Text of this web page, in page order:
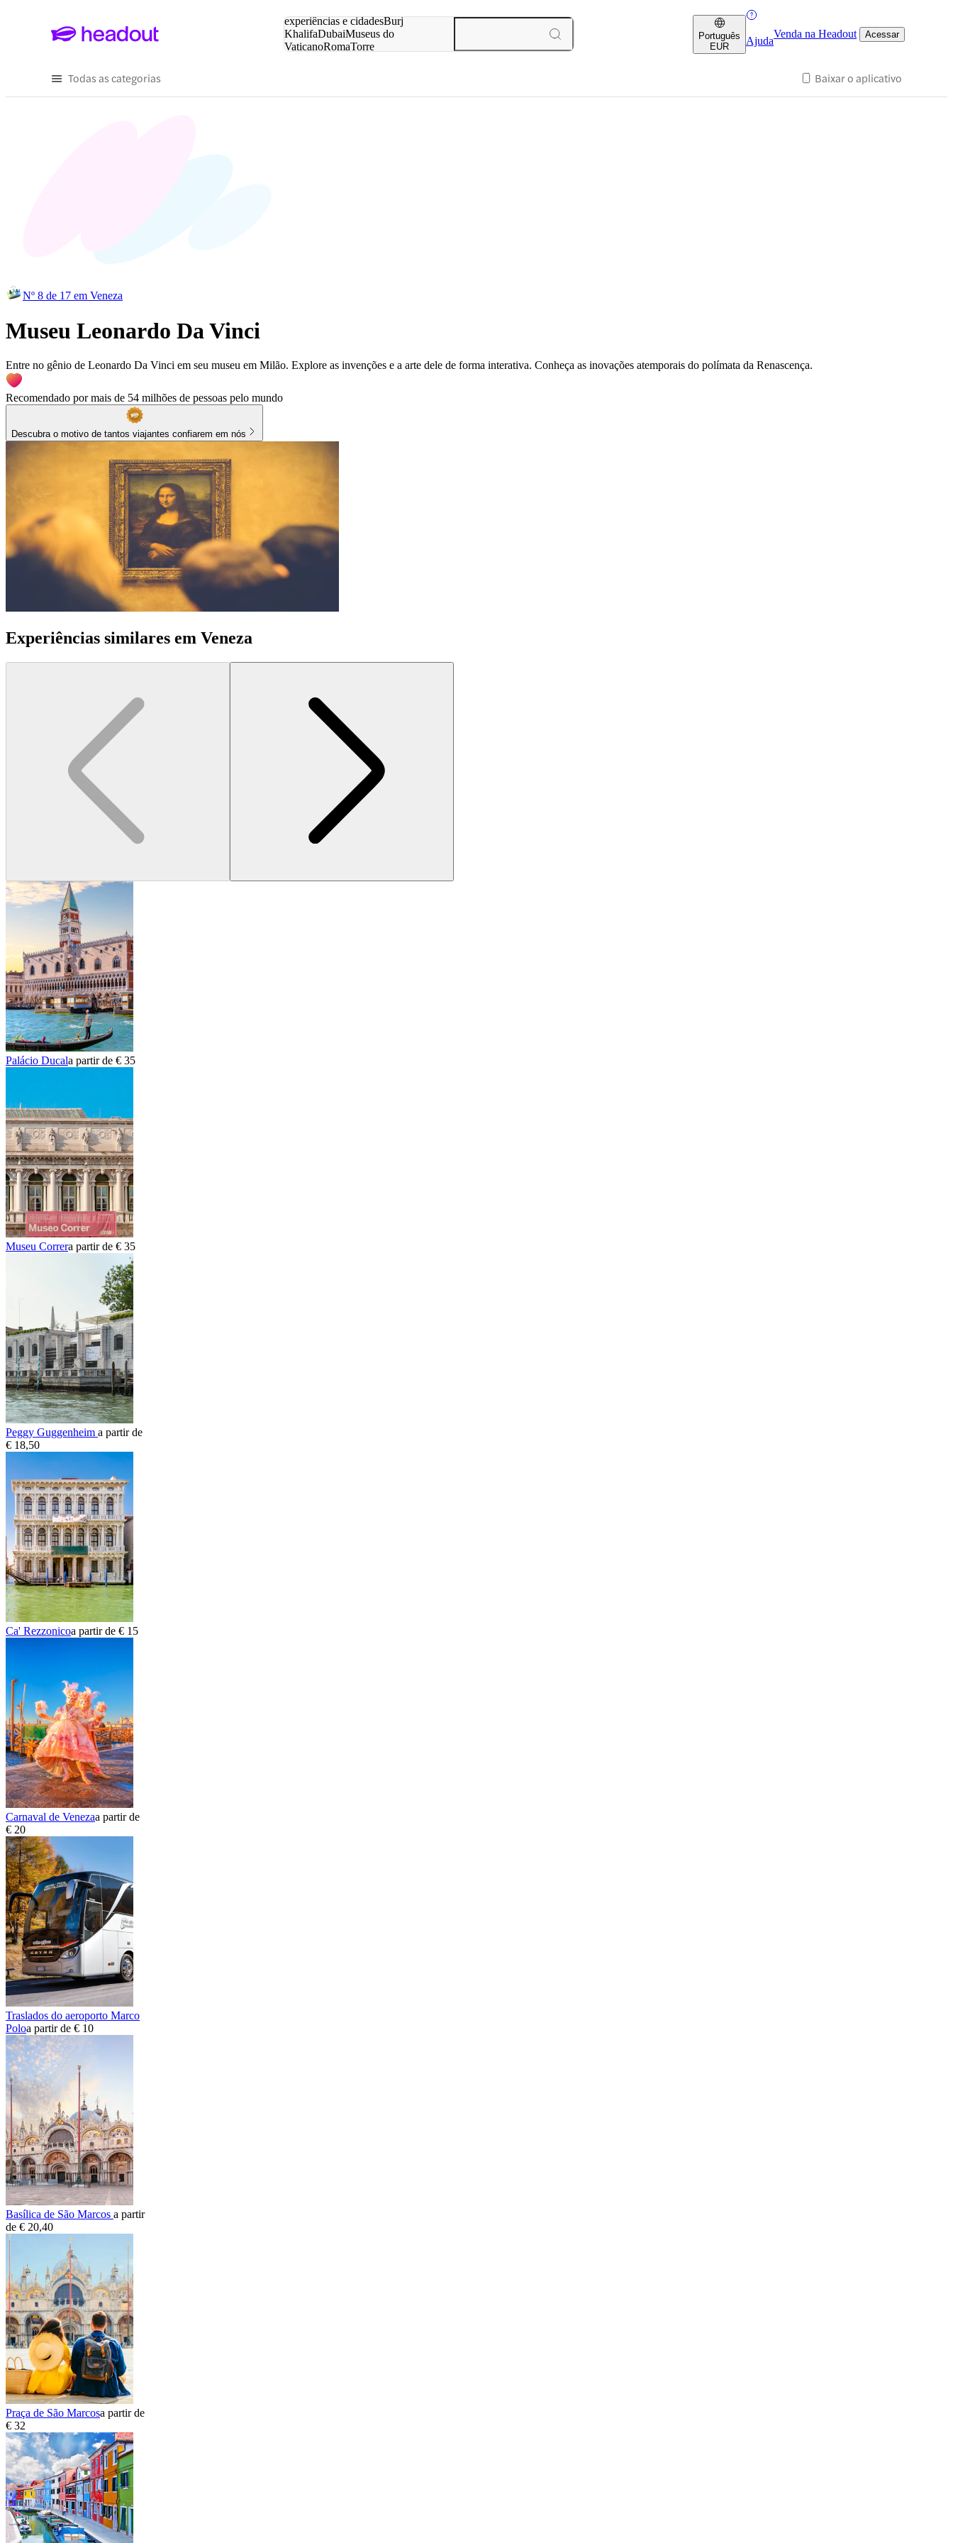
experiências e cidadesBurj
KhalifaDubaiMuseus do
VaticanoRomaTorre
Português
EUR
Ajuda
Venda na Headout Acessar
Todas as categorias Baixar o aplicativo
Nº 8 de 17 em Veneza
Museu Leonardo Da Vinci
Entre no gênio de Leonardo Da Vinci em seu museu em Milão. Explore as invenções e a arte dele de forma interativa. Conheça as inovações atemporais do polímata da Renascença.
Recomendado por mais de 54 milhões de pessoas pelo mundo
Descubra o motivo de tantos viajantes confiarem em nós
Experiências similares em Veneza
Palácio Ducala partir de € 35
Museu Correra partir de € 35
Peggy Guggenheim a partir de
€ 18,50
Ca' Rezzonicoa partir de € 15
Carnaval de Venezaa partir de
€ 20
Traslados do aeroporto Marco
Poloa partir de € 10
Basílica de São Marcos a partir
de € 20,40
Praça de São Marcosa partir de
€ 32